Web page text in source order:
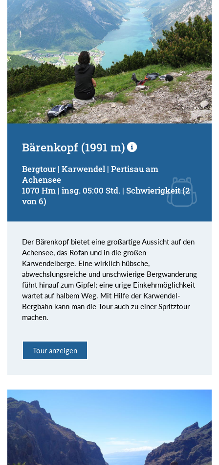
Bärenkopf (1991 m)
Bergtour | Karwendel | Pertisau am
Achensee
1070 Hm | insg. 05:00 Std. | Schwierigkeit (2
von 6)
Der Bärenkopf bietet eine großartige Aussicht auf den
Achensee, das Rofan und in die großen
Karwendelberge. Eine wirklich hübsche,
abwechslungsreiche und unschwierige Bergwanderung
führt hinauf zum Gipfel; eine urige Einkehrmöglichkeit
wartet auf halbem Weg. Mit Hilfe der Karwendel-
Bergbahn kann man die Tour auch zu einer Spritztour
machen.
Tour anzeigen